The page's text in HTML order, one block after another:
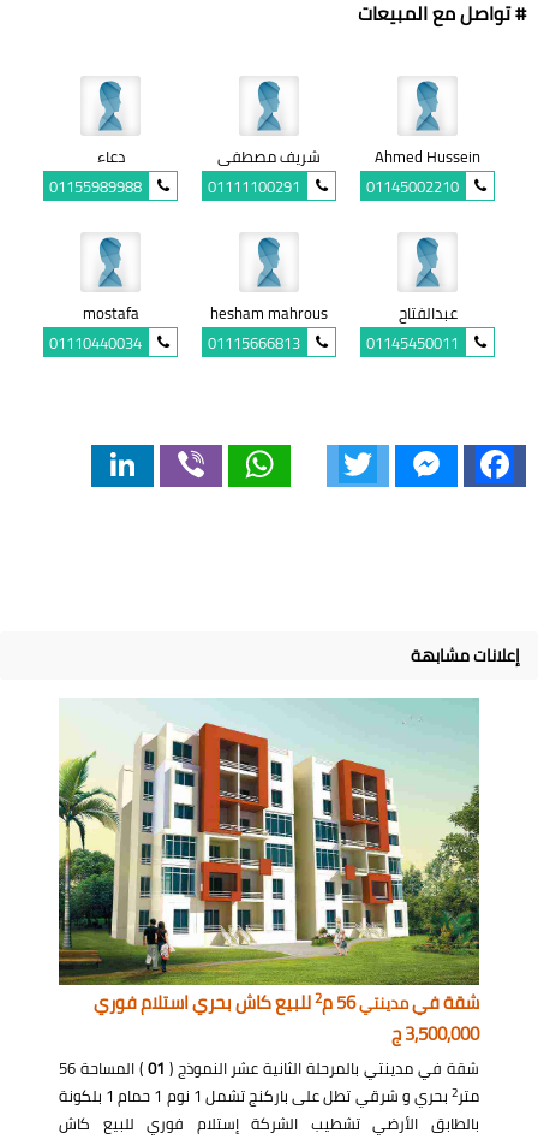
# تواصل مع المبيعات
Ahmed Hussein
01145002210
شريف مصطفى
01111100291
دعاء
01155989988
عبدالفتاح
01145450011
hesham mahrous
01115666813
mostafa
01110440034
Facebook
Messenger
WhatsApp
إعلانات مشابهة
شقة فيمدينتي56 م 2للبيع كاش بحري استلام فوري
3,500,000 ج
شقة في مدينتي بالمرحلة الثانية عشر النموذج ( 01
) المساحة 56
متر2
بحري و شرقي تطل على باركنج تشمل 1 نوم 1 حمام 1 بلكونة
بالطابق الأرضي تشطيب الشركة إستلام فوري للبيع كاش